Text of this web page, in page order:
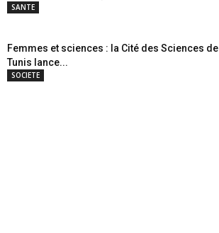
SANTE
Femmes et sciences : la Cité des Sciences de
Tunis lance...
SOCIETE